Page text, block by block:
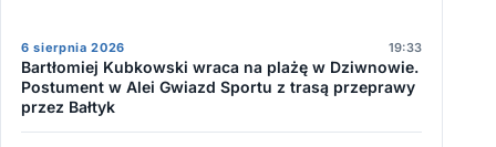
6 sierpnia 2026 19:33
Bartłomiej Kubkowski wraca na plażę w Dziwnowie.
Postument w Alei Gwiazd Sportu z trasą przeprawy
przez Bałtyk